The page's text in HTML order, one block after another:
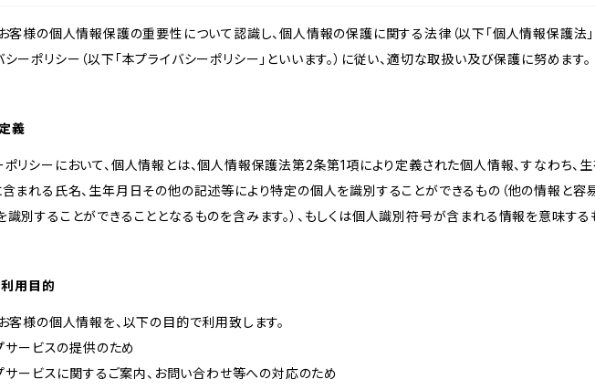
客様の個人情報保護の重要性について認識し、個人情報の保護に関する法律（以下「個人情報保護法」
ーポリシー（以下「本プライバシーポリシー」といいます。）に従い、適切な取扱い及び保護に努めます。
義
ポリシーにおいて、個人情報とは、個人情報保護法第2条第1項により定義された個人情報、すなわち、
含まれる氏名、生年月日その他の記述等により特定の個人を識別することができるもの（他の情報と容
識別することができることとなるものを含みます。）、もしくは個人識別符号が含まれる情報を意味する
用目的
客様の個人情報を、以下の目的で利用致します。
プサービスの提供のため
プサービスに関するご案内、お問い合わせ等への対応のため